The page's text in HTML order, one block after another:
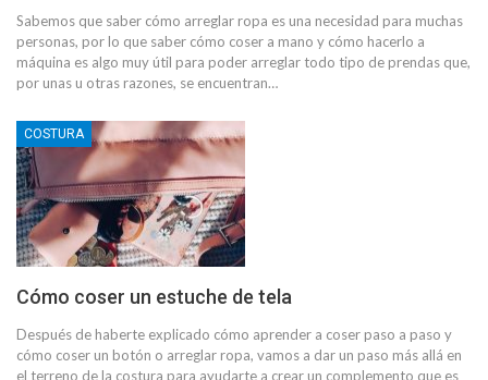
Sabemos que saber cómo arreglar ropa es una necesidad para muchas
personas, por lo que saber cómo coser a mano y cómo hacerlo a
máquina es algo muy útil para poder arreglar todo tipo de prendas que,
por unas u otras razones, se encuentran…
COSTURA
Cómo coser un estuche de tela
Después de haberte explicado cómo aprender a coser paso a paso y
cómo coser un botón o arreglar ropa, vamos a dar un paso más allá en
el terreno de la costura para ayudarte a crear un complemento que es